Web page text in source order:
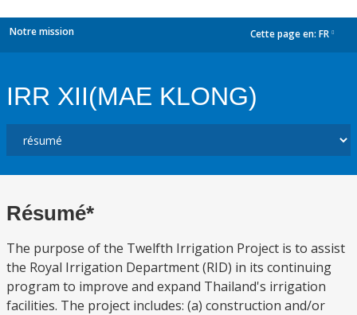
Notre mission Cette page en: FR
IRR XII(MAE KLONG)
Résumé*
The purpose of the Twelfth Irrigation Project is to assist
the Royal Irrigation Department (RID) in its continuing
program to improve and expand Thailand's irrigation
facilities. The project includes: (a) construction and/or